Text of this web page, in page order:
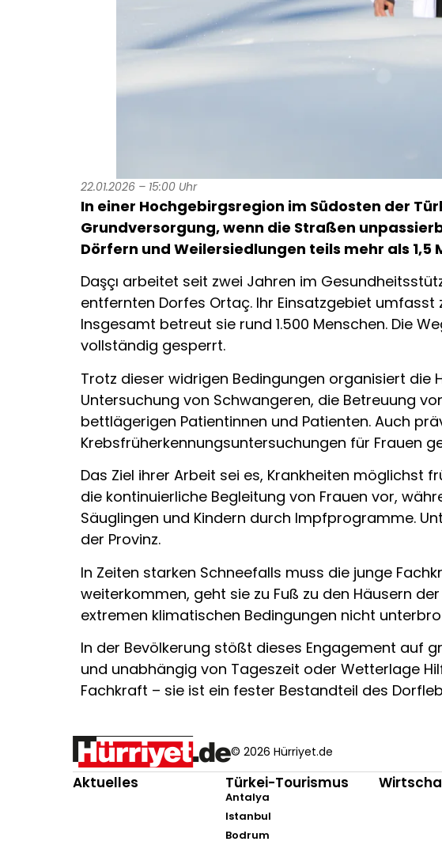
22.01.2026 – 15:00 Uhr
In einer Hochgebirgsregion im Südosten der
Grundversorgung, wenn die Straßen
Dörfern und Weilersiedlungen teils mehr als
Daşçı arbeitet seit zwei Jahren im
entfernten Dorfes Ortaç. Ihr Einsatzgebiet umfasst
Insgesamt betreut sie rund 1.500 Menschen. Die
vollständig gesperrt.
Trotz dieser widrigen Bedingungen organisiert
Untersuchung von Schwangeren, die Betreuung
bettlägerigen Patientinnen und Patienten. Auch
Krebsfrüherkennungsuntersuchungen für Frauen
Das Ziel ihrer Arbeit sei es, Krankheiten möglichst
die kontinuierliche Begleitung von Frauen vor,
Säuglingen und Kindern durch Impfprogramme.
der Provinz.
In Zeiten starken Schneefalls muss die junge
weiterkommen, geht sie zu Fuß zu den Häusern
extremen klimatischen Bedingungen nicht
In der Bevölkerung stößt dieses Engagement auf
und unabhängig von Tageszeit oder Wetterlage
Fachkraft – sie ist ein fester Bestandteil des
© 2026 Hürriyet.de
Aktuelles Türkei-Tourismus
Antalya
Istanbul
Bodrum